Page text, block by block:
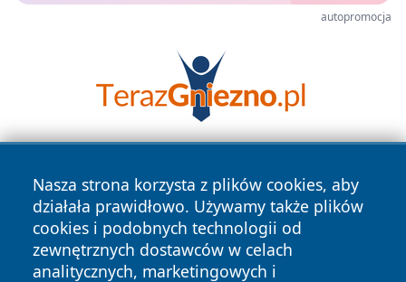
autopromocja
Nasza strona korzysta z plików cookies, aby
działała prawidłowo. Używamy także plików
cookies i podobnych technologii od
zewnętrznych dostawców w celach
analitycznych, marketingowych i
Copyright © 2026 elckie.pl Wszystkie prawa zastrzeżone.